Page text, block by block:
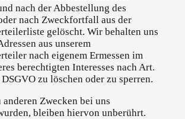
nach der Abbestellung des
nach Zweckfortfall aus der
gelöscht. Wir behalten uns
aus unserem
nach eigenem Ermessen im
berechtigten Interesses nach Art.
zu löschen oder zu sperren.
anderen Zwecken bei uns
bleiben hiervon unberührt.